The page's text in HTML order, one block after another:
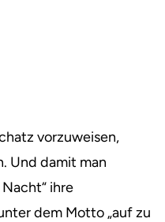
vorzuweisen,
Und damit man
ihre
dem Motto „auf zu